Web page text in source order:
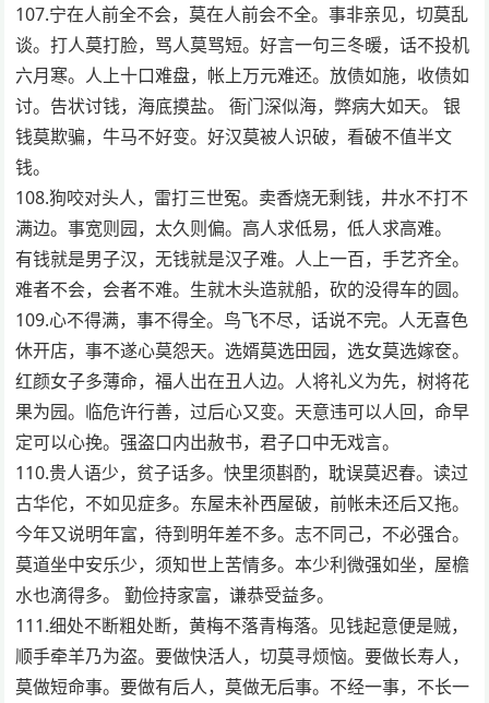
107.宁在人前全不会，莫在人前会不全。事非亲见，切莫乱
谈。打人莫打脸，骂人莫骂短。好言一句三冬暖，话不投机
六月寒。人上十口难盘，帐上万元难还。放债如施，收债如
讨。告状讨钱，海底摸盐。 衙门深似海，弊病大如天。 银
钱莫欺骗，牛马不好变。好汉莫被人识破，看破不值半文
钱。
108.狗咬对头人，雷打三世冤。卖香烧无剩钱，井水不打不
满边。事宽则园，太久则偏。高人求低易，低人求高难。
有钱就是男子汉，无钱就是汉子难。人上一百，手艺齐全。
难者不会，会者不难。生就木头造就船，砍的没得车的圆。
109.心不得满，事不得全。鸟飞不尽，话说不完。人无喜色
休开店，事不遂心莫怨天。选婿莫选田园，选女莫选嫁奁。
红颜女子多薄命，福人出在丑人边。人将礼义为先，树将花
果为园。临危许行善，过后心又变。天意违可以人回，命早
定可以心挽。强盗口内出赦书，君子口中无戏言。
110.贵人语少，贫子话多。快里须斟酌，耽误莫迟春。读过
古华佗，不如见症多。东屋未补西屋破，前帐未还后又拖。
今年又说明年富，待到明年差不多。志不同己，不必强合。
莫道坐中安乐少，须知世上苦情多。本少利微强如坐，屋檐
水也滴得多。 勤俭持家富，谦恭受益多。
111.细处不断粗处断，黄梅不落青梅落。见钱起意便是贼，
顺手牵羊乃为盗。要做快活人，切莫寻烦恼。要做长寿人，
莫做短命事。要做有后人，莫做无后事。不经一事，不长一